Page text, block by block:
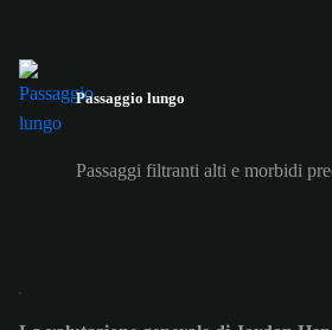
Passaggio lungo
Passaggi filtranti alti e morbidi